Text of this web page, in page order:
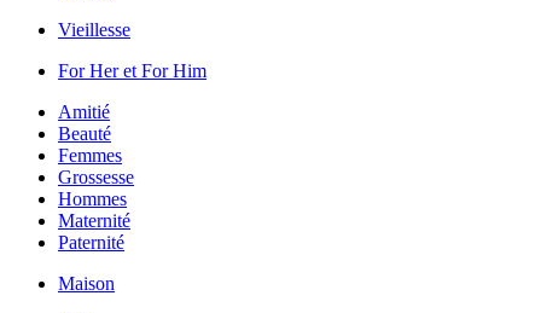
Vieillesse
For Her et For Him
Amitié
Beauté
Femmes
Grossesse
Hommes
Maternité
Paternité
Maison